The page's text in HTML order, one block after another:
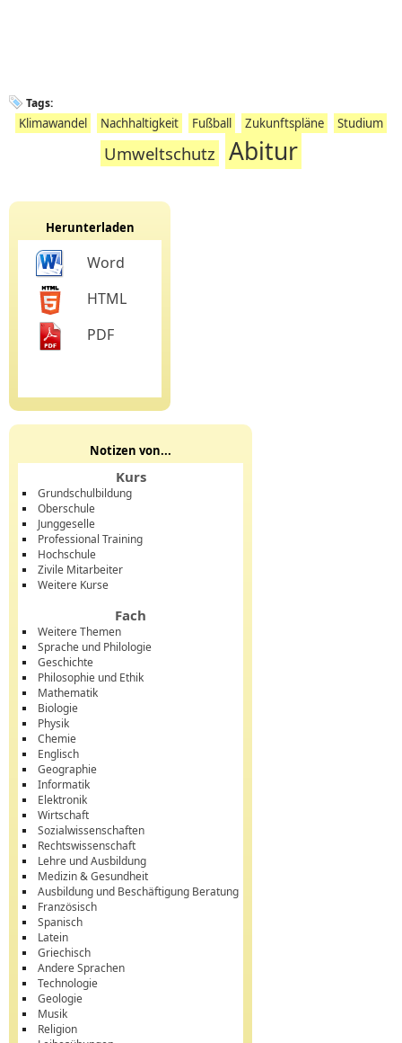
Tags:
Klimawandel Nachhaltigkeit Fußball Zukunftspläne Studium
Umweltschutz Abitur
Herunterladen
Word
HTML
PDF
Notizen von...
Kurs
Grundschulbildung
Oberschule
Junggeselle
Professional Training
Hochschule
Zivile Mitarbeiter
Weitere Kurse
Fach
Weitere Themen
Sprache und Philologie
Geschichte
Philosophie und Ethik
Mathematik
Biologie
Physik
Chemie
Englisch
Geographie
Informatik
Elektronik
Wirtschaft
Sozialwissenschaften
Rechtswissenschaft
Lehre und Ausbildung
Medizin & Gesundheit
Ausbildung und Beschäftigung Beratung
Französisch
Spanisch
Latein
Griechisch
Andere Sprachen
Technologie
Geologie
Musik
Religion